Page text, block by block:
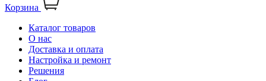
Корзина
Каталог товаров
О нас
Доставка и оплата
Настройка и ремонт
Решения